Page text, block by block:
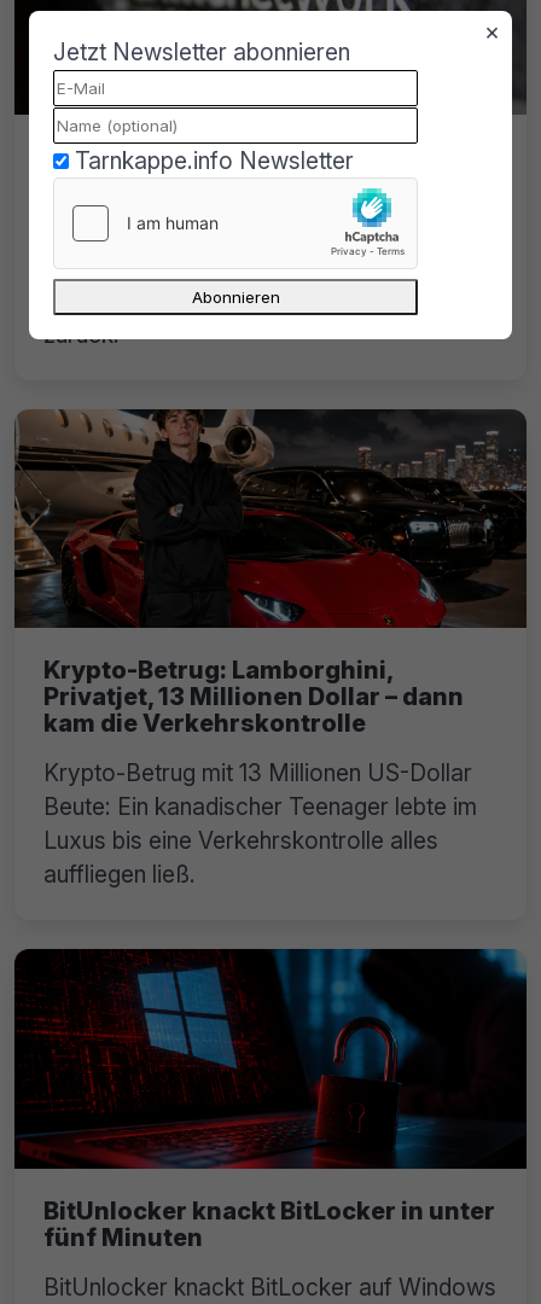
Crimenetwork reloaded, dritte
Version des Fraud-Forums online
Die dritte Version vom Crimenetwork ging
kürzlich online. Das bekannteste
deutschsprachige Hacker-Forum ist
zurück.
Krypto-Betrug: Lamborghini,
Privatjet, 13 Millionen Dollar – dann
kam die Verkehrskontrolle
Krypto-Betrug mit 13 Millionen US-Dollar
Beute: Ein kanadischer Teenager lebte im
Luxus bis eine Verkehrskontrolle alles
auffliegen ließ.
BitUnlocker knackt BitLocker in unter
fünf Minuten
BitUnlocker knackt BitLocker auf Windows
×
Jetzt Newsletter abonnieren
Tarnkappe.info Newsletter